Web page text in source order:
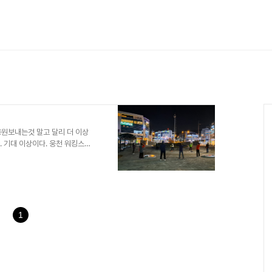
보내는것 말고 달리 더 이상
대 이상이다. 웅천 워킹스토
1